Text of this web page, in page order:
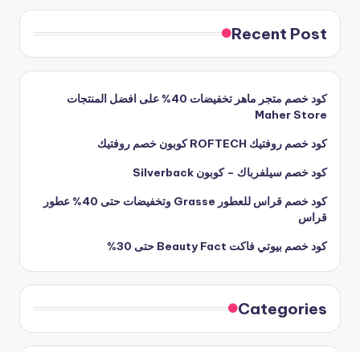
Recent Post
كود خصم متجر ماهر تخفيضات 40% على افضل المنتجات
Maher Store
كود خصم روفتيك ROFTECH كوبون خصم روفتيك
كود خصم سيلفرباك – كوبون Silverback
كود خصم قراس للعطور Grasse وتخفيضات حتى 40% عطور
قراس
كود خصم بيوتي فاكت Beauty Fact حتى 30%
Categories